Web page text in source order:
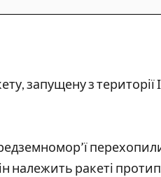
запущену з території
належить ракеті